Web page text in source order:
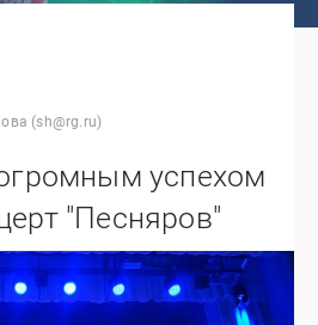
(sh@rg.ru)
успехом
"Песняров"